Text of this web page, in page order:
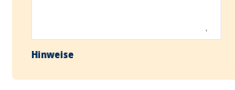
Hinweise